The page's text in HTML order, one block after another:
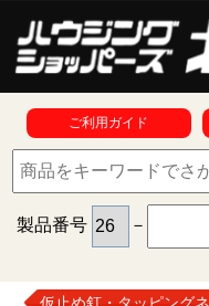
ご利用ガイド
製品番号 －
仮止め釘・タッピング